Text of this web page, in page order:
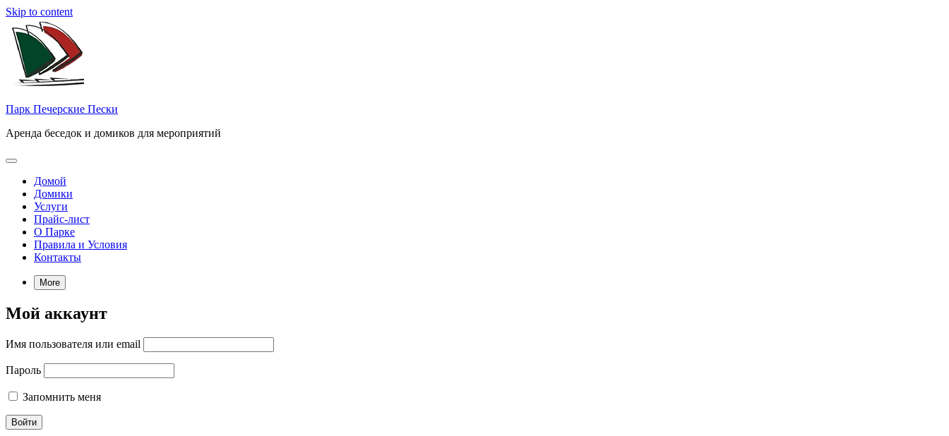
Skip to content
Парк Печерские Пески
Аренда беседок и домиков для мероприятий
Домой
Домики
Услуги
Прайс-лист
О Парке
Правила и Условия
Контакты
More
Мой аккаунт
Имя пользователя или email
Пароль
Запомнить меня